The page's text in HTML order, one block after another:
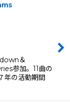
＆
参加。11曲の
年の活動期間